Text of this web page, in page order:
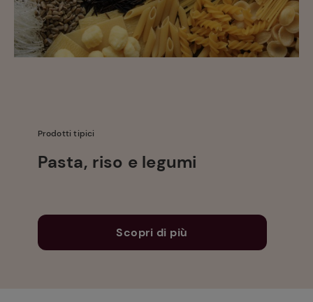
Prodotti tipici
Pasta, riso e legumi
Scopri di più